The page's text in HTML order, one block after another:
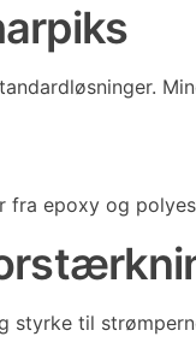
fra epoxy og
styrke til